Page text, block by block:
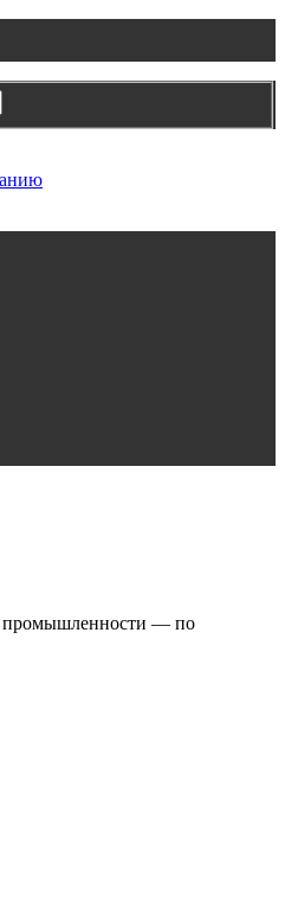
промышленности — по